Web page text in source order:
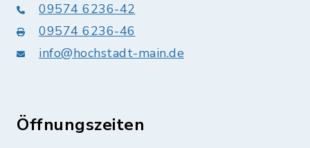
09574 6236-42
09574 6236-46
info@hochstadt-main.de
Öffnungszeiten